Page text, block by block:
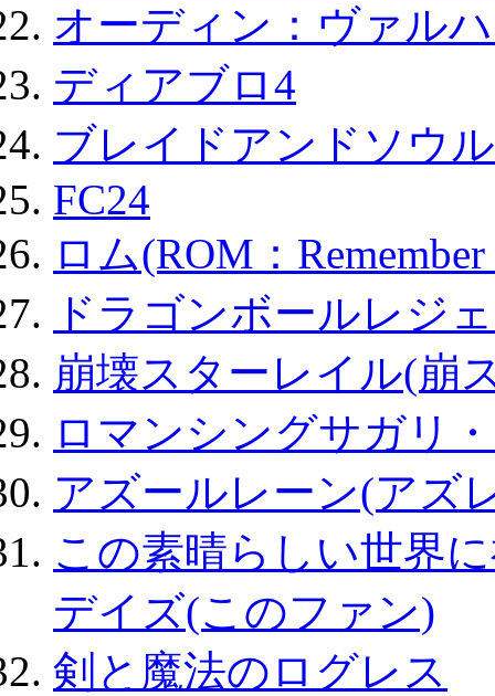
オーディン：ヴァル
ディアブロ4
ブレイドアンドソウ
FC24
ロム(ROM：
ドラゴンボールレジ
崩壊スターレイル(崩
ロマンシングサガリ
アズールレーン(アズ
この素晴らしい世界
デイズ(このファン)
剣と魔法のログレス